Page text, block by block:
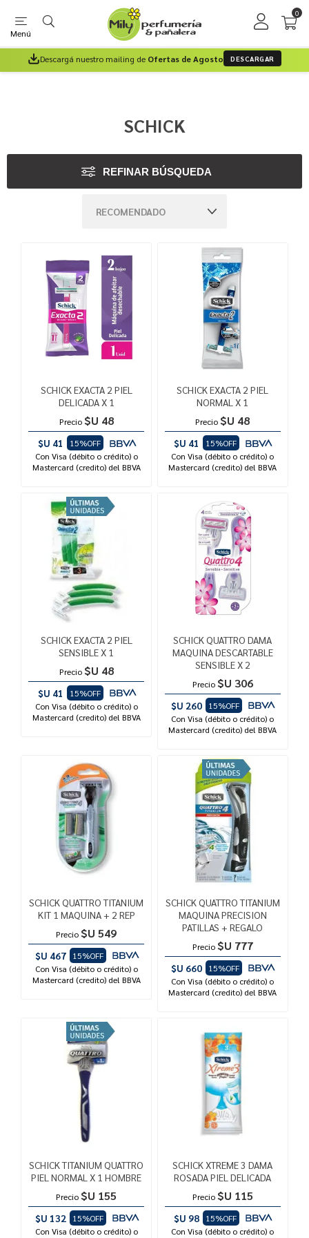
Menú
0
Descargá nuestro mailing de Ofertas de Agosto DESCARGAR
SCHICK
REFINAR BÚSQUEDA
SCHICK EXACTA 2 PIEL
DELICADA X 1
Precio $U 48
$U 41
15%OFF
Con Visa (débito o crédito) o
Mastercard (credito) del BBVA
SCHICK EXACTA 2 PIEL
NORMAL X 1
Precio $U 48
$U 41
15%OFF
Con Visa (débito o crédito) o
Mastercard (credito) del BBVA
SCHICK EXACTA 2 PIEL
SENSIBLE X 1
Precio $U 48
$U 41
15%OFF
Con Visa (débito o crédito) o
Mastercard (credito) del BBVA
SCHICK QUATTRO DAMA
MAQUINA DESCARTABLE
SENSIBLE X 2
Precio $U 306
$U 260
15%OFF
Con Visa (débito o crédito) o
Mastercard (credito) del BBVA
SCHICK QUATTRO TITANIUM
KIT 1 MAQUINA + 2 REP
Precio $U 549
$U 467
15%OFF
Con Visa (débito o crédito) o
Mastercard (credito) del BBVA
SCHICK QUATTRO TITANIUM
MAQUINA PRECISION
PATILLAS + REGALO
Precio $U 777
$U 660
15%OFF
Con Visa (débito o crédito) o
Mastercard (credito) del BBVA
SCHICK TITANIUM QUATTRO
PIEL NORMAL X 1 HOMBRE
Precio $U 155
$U 132
15%OFF
Con Visa (débito o crédito) o
SCHICK XTREME 3 DAMA
ROSADA PIEL DELICADA
Precio $U 115
$U 98
15%OFF
Con Visa (débito o crédito) o